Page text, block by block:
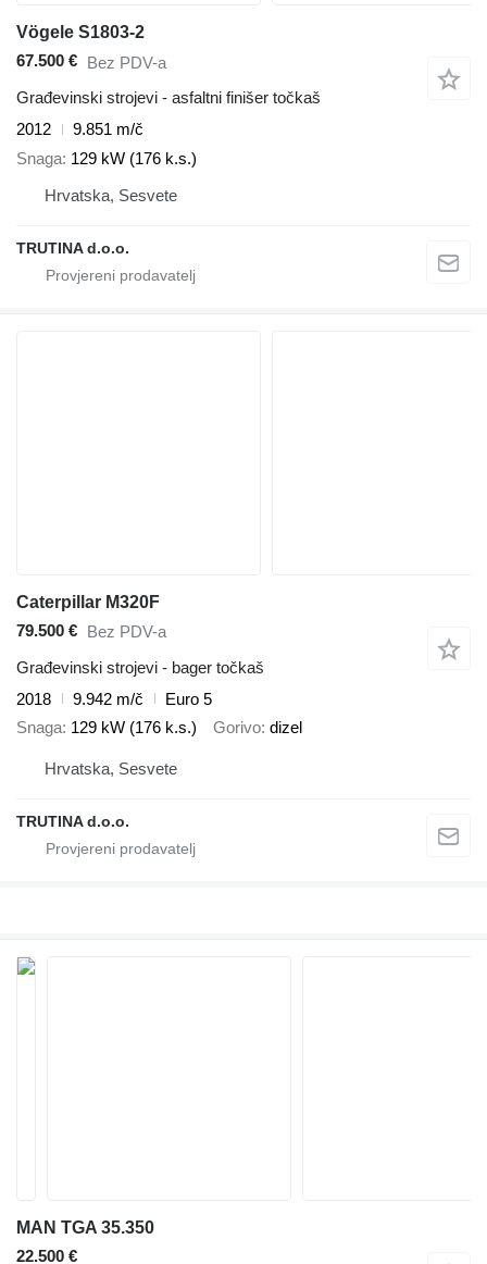
Vögele S1803-2
67.500 € Bez PDV-a
Građevinski strojevi - asfaltni finišer točkaš
2012
9.851 m/č
Snaga 129 kW (176 k.s.)
Hrvatska, Sesvete
TRUTINA d.o.o.
Caterpillar M320F
79.500 € Bez PDV-a
Građevinski strojevi - bager točkaš
2018
9.942 m/č
Euro 5
Snaga 129 kW (176 k.s.) Gorivo dizel
Hrvatska, Sesvete
TRUTINA d.o.o.
MAN TGA 35.350
22.500 €